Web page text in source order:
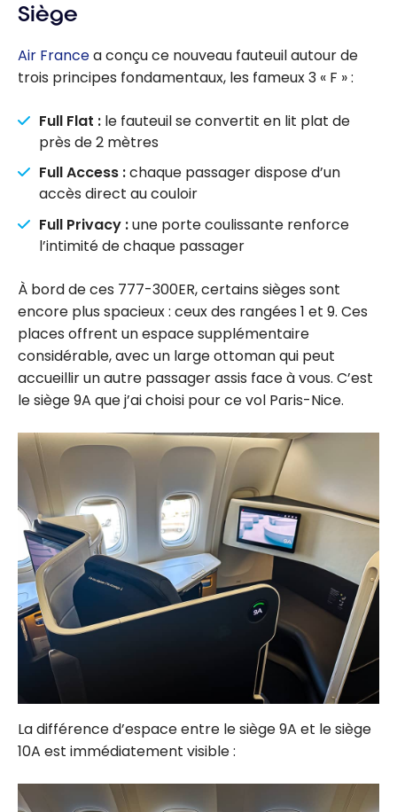
Siège
Air Francea conçu ce nouveau fauteuil autour de
trois principes fondamentaux, les fameux 3 « F » :
Full Flat : le fauteuil se convertit en lit plat de
près de 2 mètres
Full Access :chaque passager dispose d’un
accès direct au couloir
Full Privacy :une porte coulissante renforce
l’intimité de chaque passager
À bord de ces 777-300ER, certains sièges sont
encore plus spacieux : ceux des rangées 1 et 9. Ces
places offrent un espace supplémentaire
considérable, avec un large ottoman qui peut
accueillir un autre passager assis face à vous. C’est
le siège 9A que j’ai choisi pour ce vol Paris-Nice.
La différence d’espace entre le siège 9A et le siège
10A est immédiatement visible :